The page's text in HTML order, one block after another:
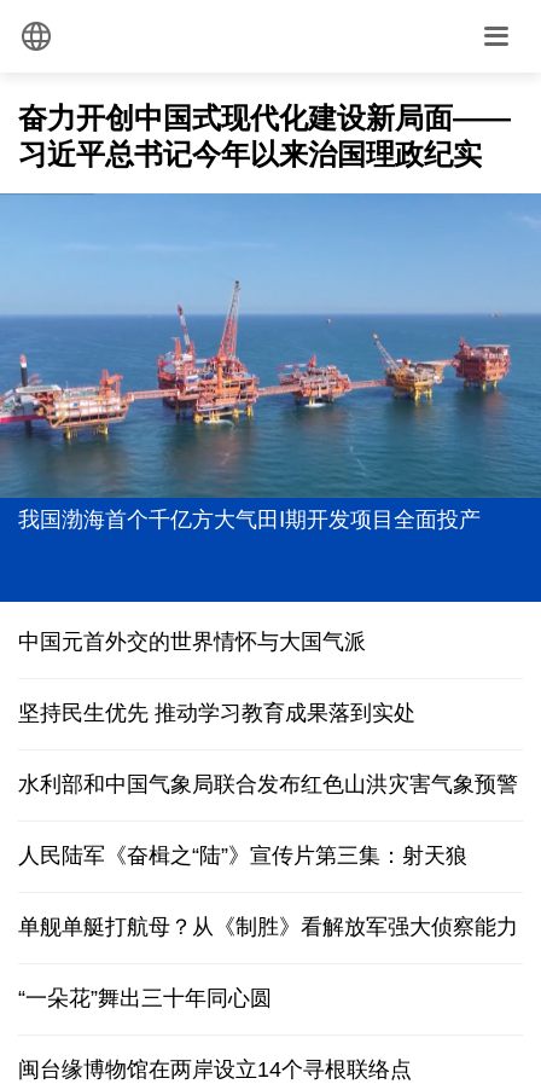
奋力开创中国式现代化建设新局面——
习近平总书记今年以来治国理政纪实
我国渤海首个千亿方大气田Ⅰ期开发项目全面投产
中国元首外交的世界情怀与大国气派
坚持民生优先 推动学习教育成果落到实处
水利部和中国气象局联合发布红色山洪灾害气象预警
人民陆军《奋楫之“陆”》宣传片第三集：射天狼
单舰单艇打航母？从《制胜》看解放军强大侦察能力
“一朵花”舞出三十年同心圆
闽台缘博物馆在两岸设立14个寻根联络点